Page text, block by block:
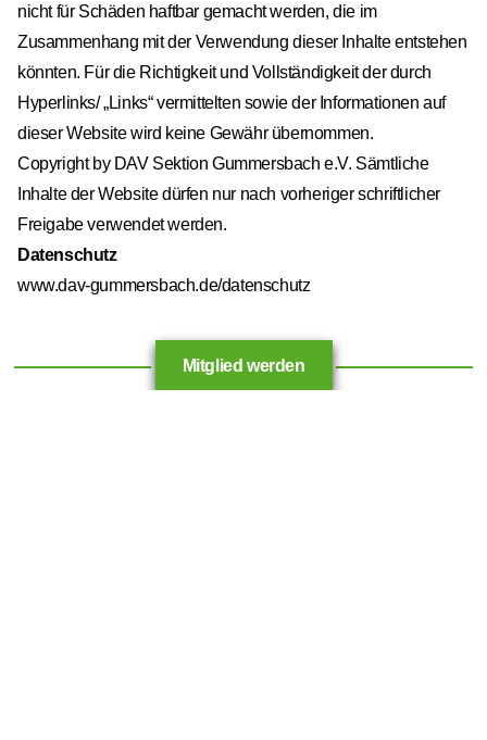
nicht für Schäden haftbar gemacht werden, die im
Zusammenhang mit der Verwendung dieser Inhalte entstehen
könnten. Für die Richtigkeit und Vollständigkeit der durch
Hyperlinks/ „Links“ vermittelten sowie der Informationen auf
dieser Website wird keine Gewähr übernommen.
Copyright by DAV Sektion Gummersbach e.V. Sämtliche
Inhalte der Website dürfen nur nach vorheriger schriftlicher
Freigabe verwendet werden.
Datenschutz
www.dav-gummersbach.de/datenschutz
Mitglied werden